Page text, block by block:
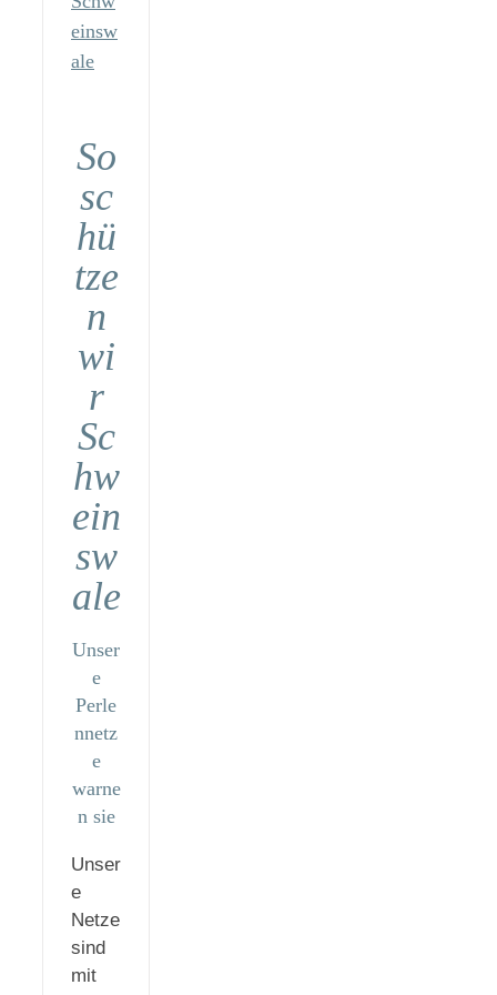
einsw
ale
So
sc
hü
tze
n
wi
r
Sc
hw
ein
sw
ale
Unser
e
Perle
nnetz
e
warne
n sie
Unser
e
Netze
sind
mit